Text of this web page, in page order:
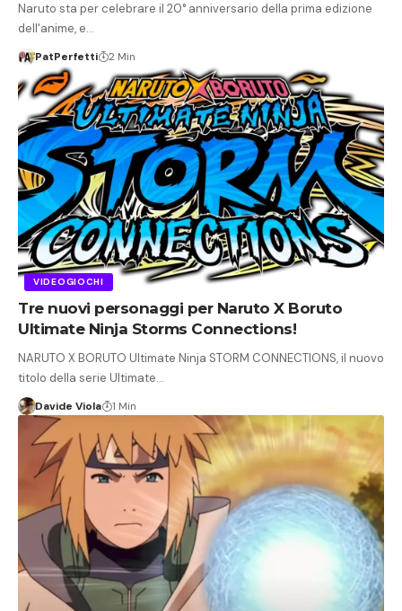
Naruto sta per celebrare il 20° anniversario della prima edizione
dell'anime, e…
PatPerfetti 2 Min
VIDEOGIOCHI
Tre nuovi personaggi per Naruto X Boruto
Ultimate Ninja Storms Connections!
NARUTO X BORUTO Ultimate Ninja STORM CONNECTIONS, il nuovo
titolo della serie Ultimate…
Davide Viola 1 Min